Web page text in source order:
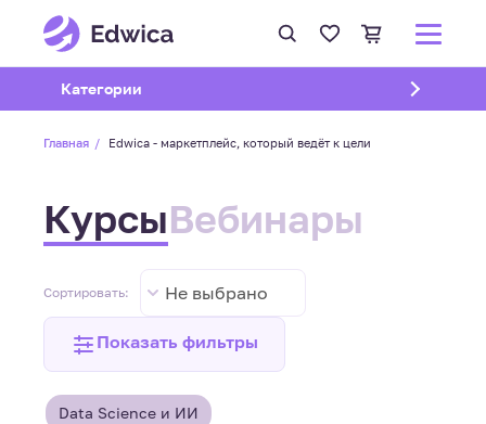
Открыть подменю
Категории
Главная Edwica - маркетплейс, который ведёт к цели
КурсыВебинары
Сортировать: Не выбрано
Показать фильтры
Data Science и ИИ